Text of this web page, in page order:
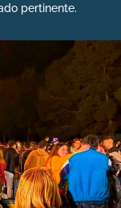
pertinente.